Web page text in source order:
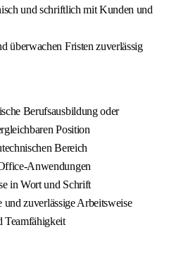
und schriftlich mit Kunden und
überwachen Fristen zuverlässig
Berufsausbildung oder
Position
Bereich
Anwendungen
in Wort und Schrift
und zuverlässige Arbeitsweise
Teamfähigkeit